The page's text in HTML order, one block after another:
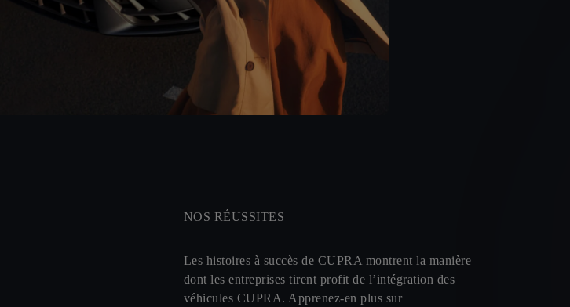
NOS RÉUSSITES
Les histoires à succès de CUPRA montrent la manière
dont les entreprises tirent profit de l’intégration des
véhicules CUPRA. Apprenez-en plus sur